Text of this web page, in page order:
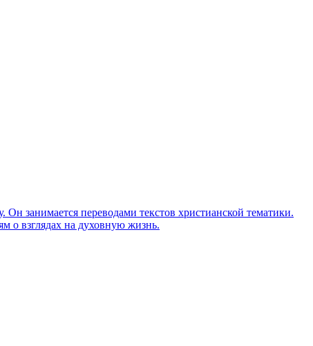
занимается переводами текстов христианской тематики.
о взглядах на духовную жизнь.